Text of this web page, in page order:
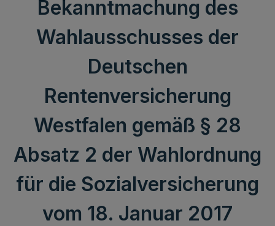
Bekanntmachung des
Wahlausschusses der
Deutschen
Rentenversicherung
Westfalen gemäß § 28
Absatz 2 der Wahlordnung
für die Sozialversicherung
vom 18. Januar 2017